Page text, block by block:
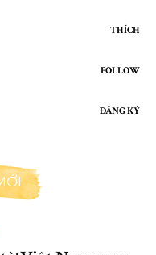
THÍCH
FOLLOW
ĐĂNG KÝ